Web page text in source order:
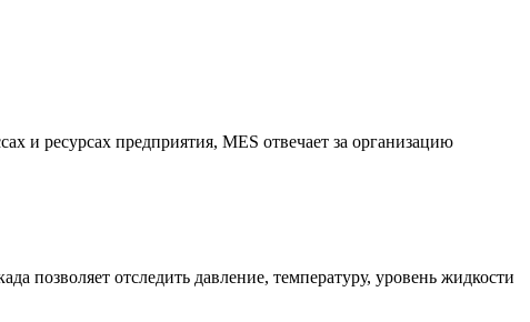
и ресурсах предприятия, MES отвечает за организацию
позволяет отследить давление, температуру, уровень жидкости